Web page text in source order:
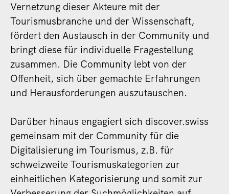
Vernetzung dieser Akteure mit der
Tourismusbranche und der Wissenschaft,
fördert den Austausch in der Community und
bringt diese für individuelle Fragestellung
zusammen. Die Community lebt von der
Offenheit, sich über gemachte Erfahrungen
und Herausforderungen auszutauschen.
Darüber hinaus engagiert sich discover.swiss
gemeinsam mit der Community für die
Digitalisierung im Tourismus, z.B. für
schweizweite Tourismuskategorien zur
einheitlichen Kategorisierung und somit zur